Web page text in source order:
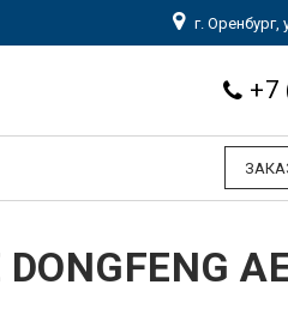
г. Оренбург,
+7